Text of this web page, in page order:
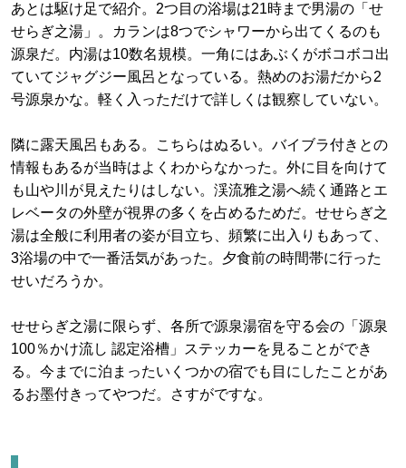
あとは駆け足で紹介。2つ目の浴場は21時まで男湯の「せ
せらぎ之湯」。カランは8つでシャワーから出てくるのも
源泉だ。内湯は10数名規模。一角にはあぶくがボコボコ出
ていてジャグジー風呂となっている。熱めのお湯だから2
号源泉かな。軽く入っただけで詳しくは観察していない。
隣に露天風呂もある。こちらはぬるい。バイブラ付きとの
情報もあるが当時はよくわからなかった。外に目を向けて
も山や川が見えたりはしない。渓流雅之湯へ続く通路とエ
レベータの外壁が視界の多くを占めるためだ。せせらぎ之
湯は全般に利用者の姿が目立ち、頻繁に出入りもあって、
3浴場の中で一番活気があった。夕食前の時間帯に行った
せいだろうか。
せせらぎ之湯に限らず、各所で源泉湯宿を守る会の「源泉
100％かけ流し 認定浴槽」ステッカーを見ることができ
る。今までに泊まったいくつかの宿でも目にしたことがあ
るお墨付きってやつだ。さすがですな。